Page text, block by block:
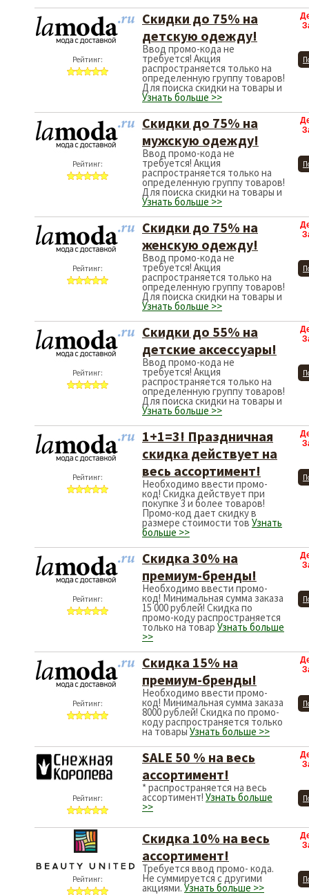
Рейтинг:
Скидки до 75% на
детскую одежду!
Ввод промо-кода не
требуется! Акция
распространяется только на
определенную группу товаров!
Для поиска скидки на товары и
Узнать больше >>
Рейтинг:
Скидки до 75% на
мужскую одежду!
Ввод промо-кода не
требуется! Акция
распространяется только на
определенную группу товаров!
Для поиска скидки на товары и
Узнать больше >>
Рейтинг:
Скидки до 75% на
женскую одежду!
Ввод промо-кода не
требуется! Акция
распространяется только на
определенную группу товаров!
Для поиска скидки на товары и
Узнать больше >>
Рейтинг:
Скидки до 55% на
детские аксессуары!
Ввод промо-кода не
требуется! Акция
распространяется только на
определенную группу товаров!
Для поиска скидки на товары и
Узнать больше >>
Рейтинг:
1+1=3! Праздничная
скидка действует на
весь ассортимент!
Необходимо ввести промо-
код! Скидка действует при
покупке 3 и более товаров!
Промо-код дает скидку в
размере стоимости тов Узнать
больше >>
Рейтинг:
Скидка 30% на
премиум-бренды!
Необходимо ввести промо-
код! Минимальная сумма заказа
15 000 рублей! Скидка по
промо-коду распространяется
только на товар Узнать больше
>>
Рейтинг:
Скидка 15% на
премиум-бренды!
Необходимо ввести промо-
код! Минимальная сумма заказа
8000 рублей! Скидка по промо-
коду распространяется только
на товарыУзнать больше >>
Рейтинг:
SALE 50 % на весь
ассортимент!
* распространяется на весь
ассортимент! Узнать больше
>>
Рейтинг:
Скидка 10% на весь
ассортимент!
Требуется ввод промо- кода.
Не суммируется с другими
акциями. Узнать больше >>